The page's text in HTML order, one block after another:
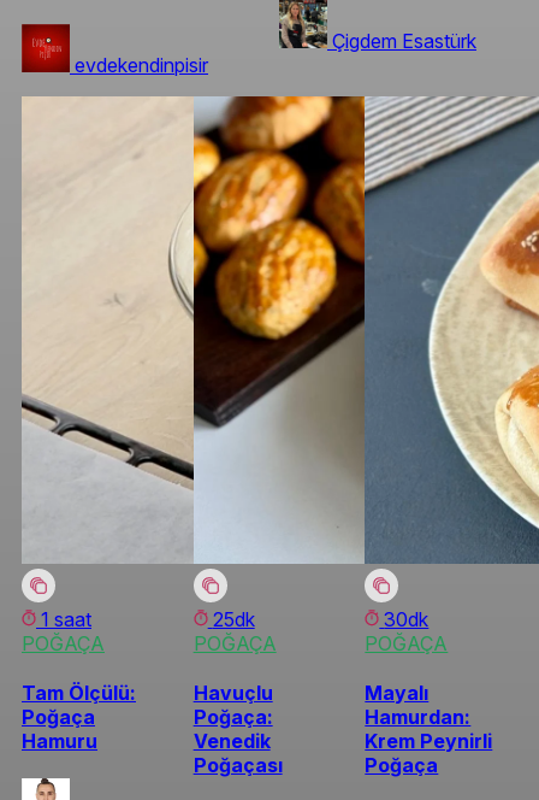
evdekendinpisir
Çigdem Esastürk
1 saat
POĞAÇA
Tam Ölçülü:
Poğaça
Hamuru
25dk
POĞAÇA
Havuçlu
Poğaça:
Venedik
Poğaçası
30dk
POĞAÇA
Mayalı
Hamurdan:
Krem Peynirli
Poğaça